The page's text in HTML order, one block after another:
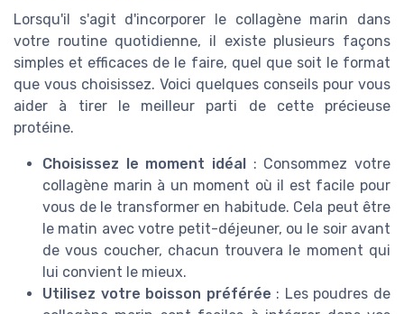
Lorsqu'il s'agit d'incorporer le collagène marin dans
votre routine quotidienne, il existe plusieurs façons
simples et efficaces de le faire, quel que soit le format
que vous choisissez. Voici quelques conseils pour vous
aider à tirer le meilleur parti de cette précieuse
protéine.
Choisissez le moment idéal : Consommez votre
collagène marin à un moment où il est facile pour
vous de le transformer en habitude. Cela peut être
le matin avec votre petit-déjeuner, ou le soir avant
de vous coucher, chacun trouvera le moment qui
lui convient le mieux.
Utilisez votre boisson préférée : Les poudres de